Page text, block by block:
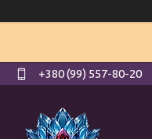
+380 (99) 557-80-20